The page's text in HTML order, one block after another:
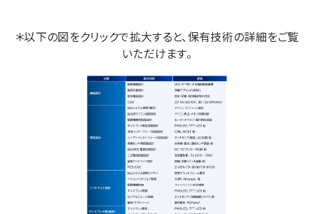
＊以下の図をクリックで拡大すると、保有技術の詳細をご覧
いただけます。